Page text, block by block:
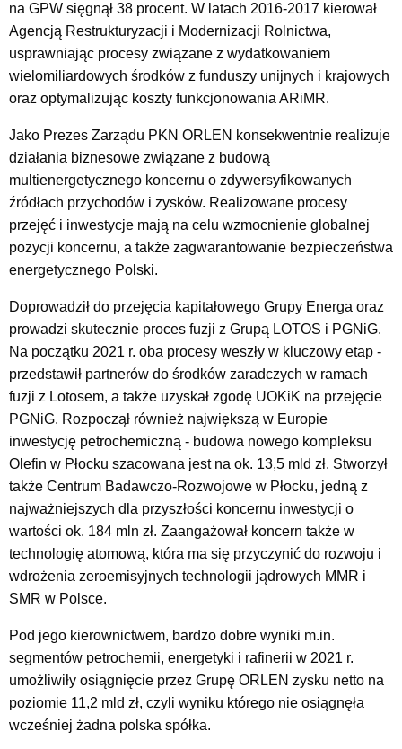
na GPW sięgnął 38 procent. W latach 2016-2017 kierował
Agencją Restrukturyzacji i Modernizacji Rolnictwa,
usprawniając procesy związane z wydatkowaniem
wielomiliardowych środków z funduszy unijnych i krajowych
oraz optymalizując koszty funkcjonowania ARiMR.
Jako Prezes Zarządu PKN ORLEN konsekwentnie realizuje
działania biznesowe związane z budową
multienergetycznego koncernu o zdywersyfikowanych
źródłach przychodów i zysków. Realizowane procesy
przejęć i inwestycje mają na celu wzmocnienie globalnej
pozycji koncernu, a także zagwarantowanie bezpieczeństwa
energetycznego Polski.
Doprowadził do przejęcia kapitałowego Grupy Energa oraz
prowadzi skutecznie proces fuzji z Grupą LOTOS i PGNiG.
Na początku 2021 r. oba procesy weszły w kluczowy etap -
przedstawił partnerów do środków zaradczych w ramach
fuzji z Lotosem, a także uzyskał zgodę UOKiK na przejęcie
PGNiG. Rozpoczął również największą w Europie
inwestycję petrochemiczną - budowa nowego kompleksu
Olefin w Płocku szacowana jest na ok. 13,5 mld zł. Stworzył
także Centrum Badawczo-Rozwojowe w Płocku, jedną z
najważniejszych dla przyszłości koncernu inwestycji o
wartości ok. 184 mln zł. Zaangażował koncern także w
technologię atomową, która ma się przyczynić do rozwoju i
wdrożenia zeroemisyjnych technologii jądrowych MMR i
SMR w Polsce.
Pod jego kierownictwem, bardzo dobre wyniki m.in.
segmentów petrochemii, energetyki i rafinerii w 2021 r.
umożliwiły osiągnięcie przez Grupę ORLEN zysku netto na
poziomie 11,2 mld zł, czyli wyniku którego nie osiągnęła
wcześniej żadna polska spółka.